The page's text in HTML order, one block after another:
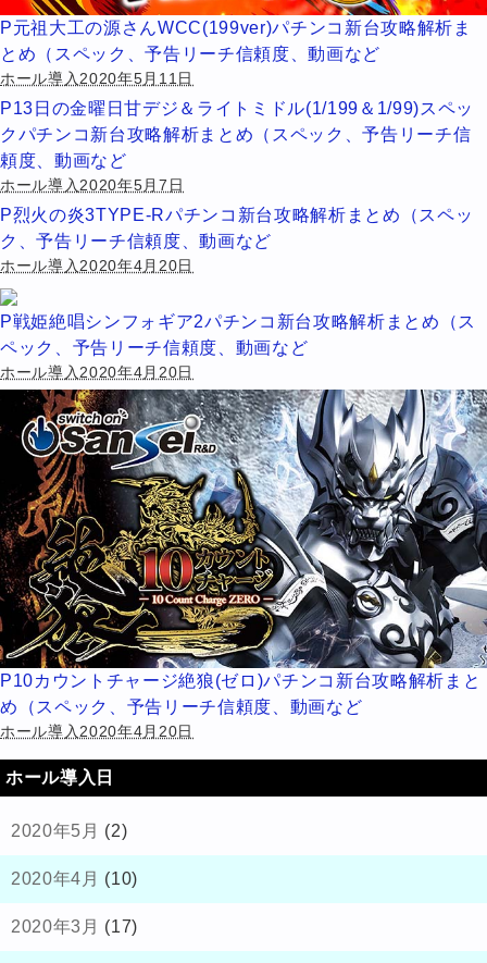
P元祖大工の源さんWCC(199ver)パチンコ新台攻略解析ま
とめ（スペック、予告リーチ信頼度、動画など
ホール導入2020年5月11日
P13日の金曜日甘デジ＆ライトミドル(1/199＆1/99)スペッ
クパチンコ新台攻略解析まとめ（スペック、予告リーチ信
頼度、動画など
ホール導入2020年5月7日
P烈火の炎3TYPE-Rパチンコ新台攻略解析まとめ（スペッ
ク、予告リーチ信頼度、動画など
ホール導入2020年4月20日
P戦姫絶唱シンフォギア2パチンコ新台攻略解析まとめ（ス
ペック、予告リーチ信頼度、動画など
ホール導入2020年4月20日
P10カウントチャージ絶狼(ゼロ)パチンコ新台攻略解析まと
め（スペック、予告リーチ信頼度、動画など
ホール導入2020年4月20日
ホール導入日
2020年5月 (2)
2020年4月 (10)
2020年3月 (17)